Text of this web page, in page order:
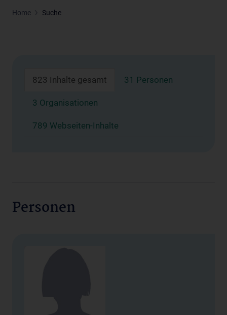
Home Suche
823 Inhalte gesamt 31 Personen
3 Organisationen
789 Webseiten-Inhalte
Personen